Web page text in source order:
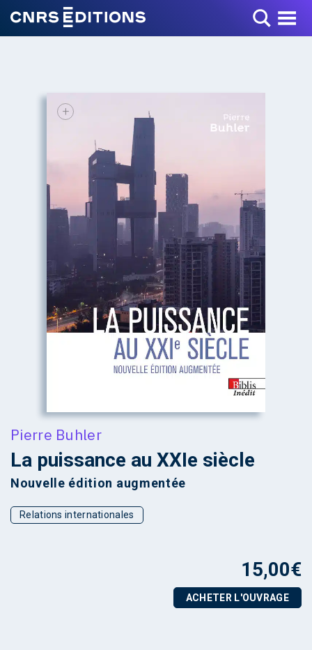
Toggle Menu
+
Pierre Buhler
La puissance au XXIe siècle
Nouvelle édition augmentée
Relations internationales
15,00€
ACHETER L'OUVRAGE